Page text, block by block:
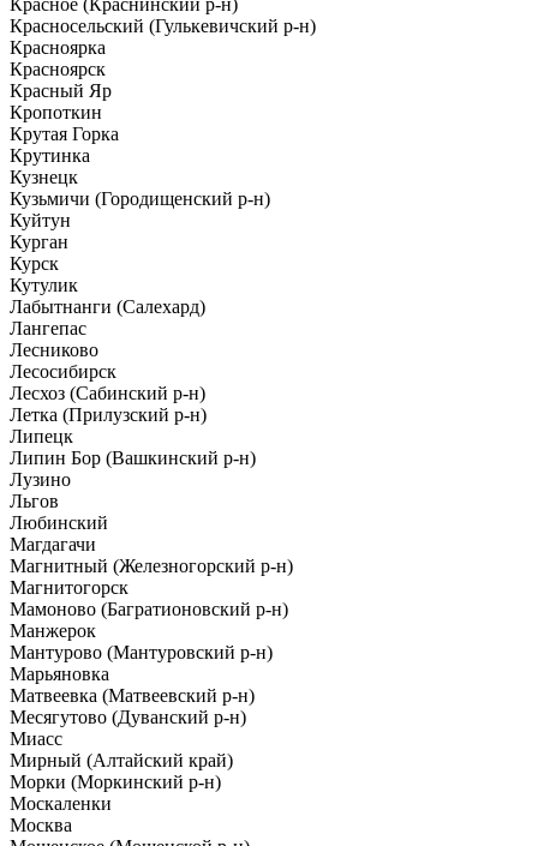
Красное (Краснинский р-н)
Красносельский (Гулькевичский р-н)
Красноярка
Красноярск
Красный Яр
Кропоткин
Крутая Горка
Крутинка
Кузнецк
Кузьмичи (Городищенский р-н)
Куйтун
Курган
Курск
Кутулик
Лабытнанги (Салехард)
Лангепас
Лесниково
Лесосибирск
Лесхоз (Сабинский р-н)
Летка (Прилузский р-н)
Липецк
Липин Бор (Вашкинский р-н)
Лузино
Льгов
Любинский
Магдагачи
Магнитный (Железногорский р-н)
Магнитогорск
Мамоново (Багратионовский р-н)
Манжерок
Мантурово (Мантуровский р-н)
Марьяновка
Матвеевка (Матвеевский р-н)
Месягутово (Дуванский р-н)
Миасс
Мирный (Алтайский край)
Морки (Моркинский р-н)
Москаленки
Москва